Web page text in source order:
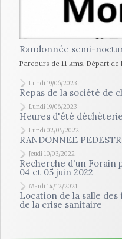
Randonnée semi-
Parcours de 11 kms. Départ de
Lundi 19/06/2023
Repas de la société de
Lundi 19/06/2023
Heures d'été déchèterie
Lundi 02/05/2022
RANDONNEE
Jeudi 10/03/2022
Recherche d'un Forain
04 et 05 juin 2022
Mardi 14/12/2021
Location de la salle
de la crise sanitaire